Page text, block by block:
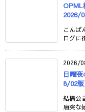
OPML
2026/
こんば
ログに
2026/
日曜
8/02版
結構公
唐突な